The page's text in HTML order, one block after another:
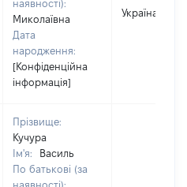
наявності):
Миколаївна
Дата
народження:
[Конфіденційна
інформація]
Україна
Прізвище:
Кучура
Ім'я:
Василь
По батькові (за
наявності):